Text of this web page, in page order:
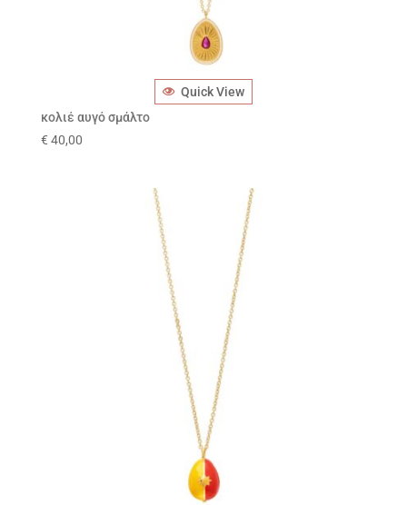
Quick View
κολιέ αυγό σμάλτο
€ 40,00